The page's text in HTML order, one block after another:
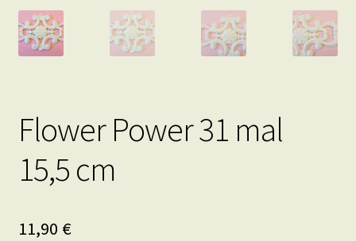
Flower Power 31 mal
15,5 cm
11,90 €